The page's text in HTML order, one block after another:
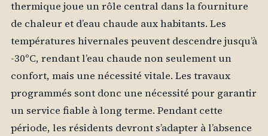
thermique joue un rôle central dans la fourniture
de chaleur et d’eau chaude aux habitants. Les
températures hivernales peuvent descendre jusqu’à
-30°C, rendant l’eau chaude non seulement un
confort, mais une nécessité vitale. Les travaux
programmés sont donc une nécessité pour garantir
un service fiable à long terme. Pendant cette
période, les résidents devront s’adapter à l’absence